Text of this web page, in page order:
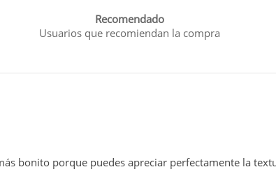
Recomendado
Usuarios que recomiendan la compra
bonito porque puedes apreciar perfectamente la